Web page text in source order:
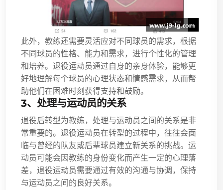
此外，教练还需要灵活应对不同球员的需求，根据
不同球员的性格、能力和需求，进行个性化的管理
和培养。退役运动员通过自身的亲身体验，能够更
好地理解每个球员的心理状态和情感需求，从而帮
助他们在困难时刻获得支持和鼓励。
3、处理与运动员的关系
退役后转型为教练，处理与运动员之间的关系是非
常重要的。退役运动员在转型的过程中，往往会面
临与曾经的队友或后辈球员建立新关系的挑战。运
动员可能会因教练的身份变化而产生一定的心理落
差，退役运动员需要通过有效的沟通与协调，保持
与运动员之间的良好关系。